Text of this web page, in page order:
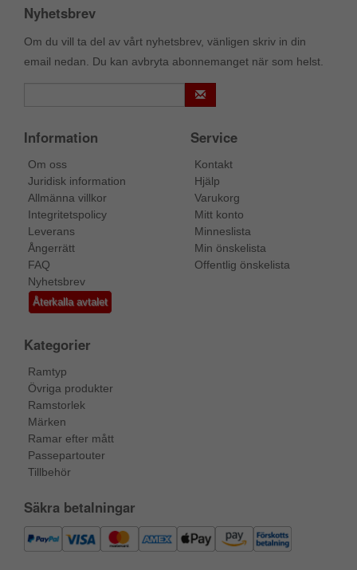
Nyhetsbrev
Om du vill ta del av vårt nyhetsbrev, vänligen skriv in din
email nedan. Du kan avbryta abonnemanget när som helst.
Information
Om oss
Juridisk information
Allmänna villkor
Integritetspolicy
Leverans
Ångerrätt
FAQ
Nyhetsbrev
Återkalla avtalet
Service
Kontakt
Hjälp
Varukorg
Mitt konto
Minneslista
Min önskelista
Offentlig önskelista
Kategorier
Ramtyp
Övriga produkter
Ramstorlek
Märken
Ramar efter mått
Passepartouter
Tillbehör
Säkra betalningar